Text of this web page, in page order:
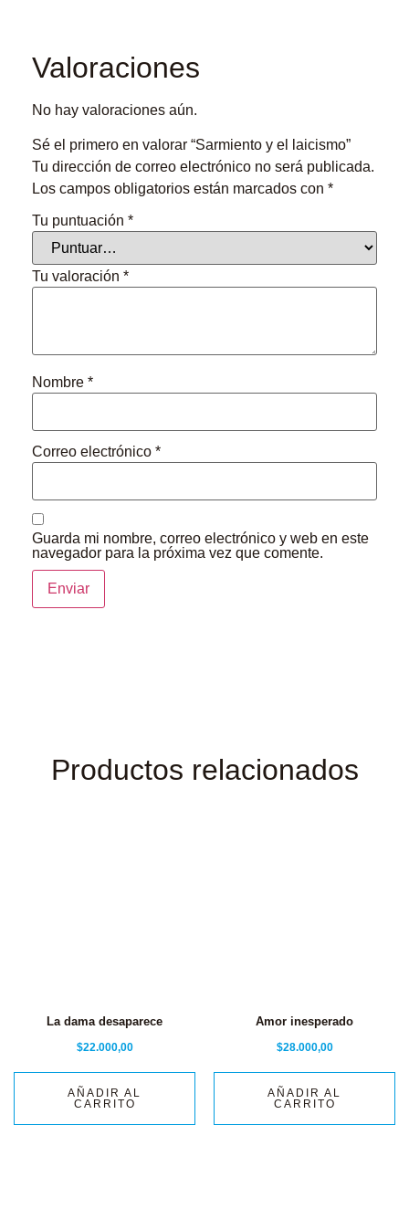
Valoraciones
No hay valoraciones aún.
Sé el primero en valorar “Sarmiento y el laicismo”
Tu dirección de correo electrónico no será publicada.
Los campos obligatorios están marcados con *
Tu puntuación *
Tu valoración *
Nombre *
Correo electrónico *
Guarda mi nombre, correo electrónico y web en este
navegador para la próxima vez que comente.
Productos relacionados
La dama desaparece
$22.000,00
AÑADIR AL
CARRITO
Amor inesperado
$28.000,00
AÑADIR AL
CARRITO